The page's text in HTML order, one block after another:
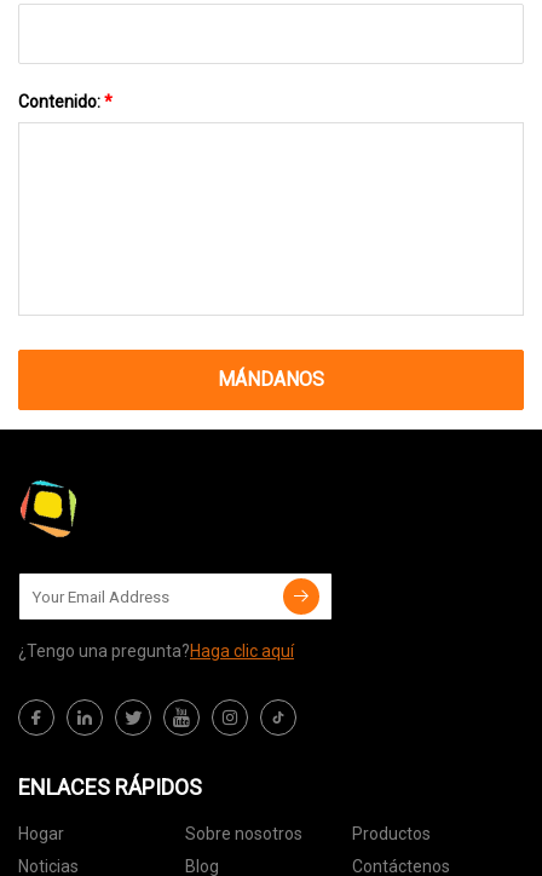
Contenido:*
MÁNDANOS
¿Tengo una pregunta?Haga clic aquí
ENLACES RÁPIDOS
Hogar Sobre nosotros
Productos
Noticias
Blog Contáctenos